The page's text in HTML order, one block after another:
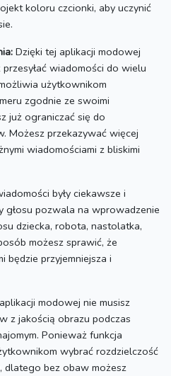
koloru czcionki, aby uczynić
Dzięki tej aplikacji modowej
wiadomości do wielu
użytkownikom
zgodnie ze swoimi
już ograniczać się do
Możesz przekazywać więcej
wiadomościami z bliskimi
były ciekawsze i
głosu pozwala na wprowadzenie
dziecka, robota, nastolatka,
możesz sprawić, że
będzie przyjemniejsza i
modowej nie musisz
z jakością obrazu podczas
Ponieważ funkcja
wybrać rozdzielczość
dlatego bez obaw możesz